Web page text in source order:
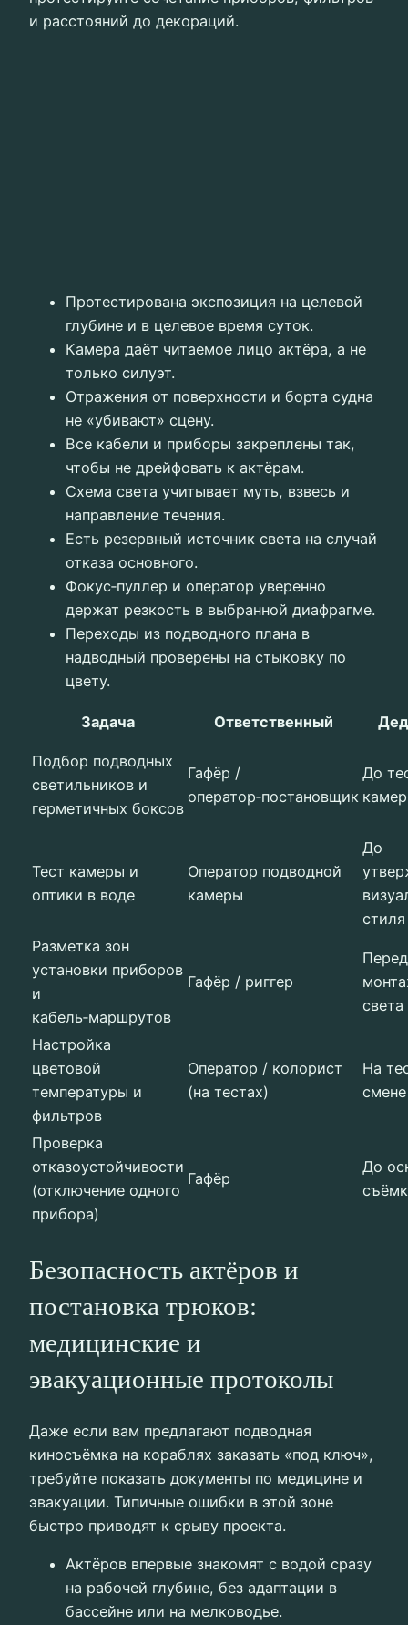
и расстояний до декораций.
Протестирована экспозиция на целевой
глубине и в целевое время суток.
Камера даёт читаемое лицо актёра, а не
только силуэт.
Отражения от поверхности и борта судна
не «убивают» сцену.
Все кабели и приборы закреплены так,
чтобы не дрейфовать к актёрам.
Схема света учитывает муть, взвесь и
направление течения.
Есть резервный источник света на случай
отказа основного.
Фокус‑пуллер и оператор уверенно
держат резкость в выбранной диафрагме.
Переходы из подводного плана в
надводный проверены на стыковку по
цвету.
Задача Ответственный
Подбор подводных
светильников и
герметичных боксов
Гафёр /
оператор‑постановщик
До
Тест камеры и
оптики в воде
Оператор подводной
камеры
До
стиля
Разметка зон
установки приборов
и
кабель‑маршрутов
Гафёр / риггер
Перед
света
Настройка
цветовой
температуры и
фильтров
Оператор / колорист
(на тестах)
На
смене
Проверка
отказоустойчивости
(отключение одного
прибора)
Гафёр
До
Безопасность актёров и
постановка трюков:
медицинские и
эвакуационные протоколы
Даже если вам предлагают подводная
киносъёмка на кораблях заказать «под ключ»,
требуйте показать документы по медицине и
эвакуации. Типичные ошибки в этой зоне
быстро приводят к срыву проекта.
Актёров впервые знакомят с водой сразу
на рабочей глубине, без адаптации в
бассейне или на мелководье.